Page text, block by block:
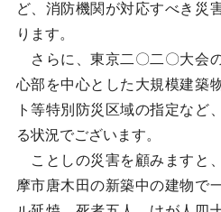
ど、消防機関が対応すべき災
ります。
さらに、東京二〇二〇大会
心部を中心とした大規模建築
ト等特別防災区域の指定など
る状況でございます。
ことしの災害を顧みますと
摩市唐木田の新築中の建物で